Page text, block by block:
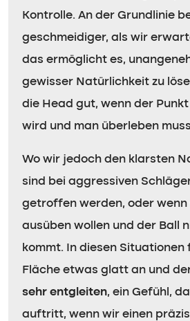
Kontrolle. An der Grundlinie
geschmeidiger, als wir
das ermöglicht es,
gewisser Natürlichkeit zu
die Head gut, wenn der
wird und man überleben
Wo wir jedoch den klarsten
sind bei aggressiven
getroffen werden, oder wenn
ausüben wollen und der Ball
kommt. In diesen Situationen
Fläche etwas glatt an und
sehr entgleiten, ein Gefühl,
auftritt, wenn wir einen